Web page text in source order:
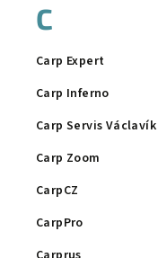
C
Carp Expert
Carp Inferno
Carp Servis Václavík
Carp Zoom
CarpCZ
CarpPro